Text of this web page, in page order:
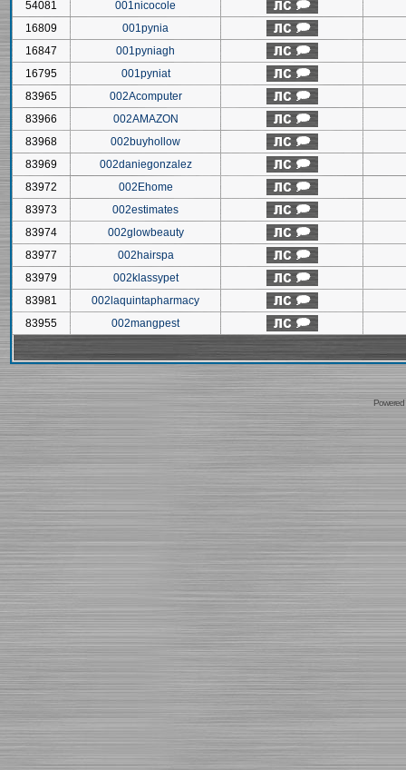
54081
001nicocole
16809
001pynia
16847
001pyniagh
16795
001pyniat
83965
002Acomputer
83966
002AMAZON
83968
002buyhollow
83969
002daniegonzalez
83972
002Ehome
83973
002estimates
83974
002glowbeauty
83977
002hairspa
83979
002klassypet
83981
002laquintapharmacy
83955
002mangpest